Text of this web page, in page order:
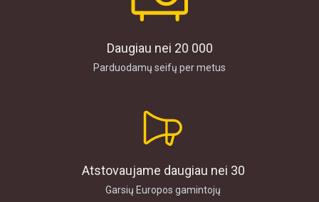
Daugiau nei 20 000
Parduodamų seifų per metus
Atstovaujame daugiau nei 30
Garsių Europos gamintojų